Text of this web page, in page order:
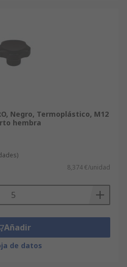
Negro, Termoplástico, M12
hembra
8,374 €/unidad
Añadir
de datos